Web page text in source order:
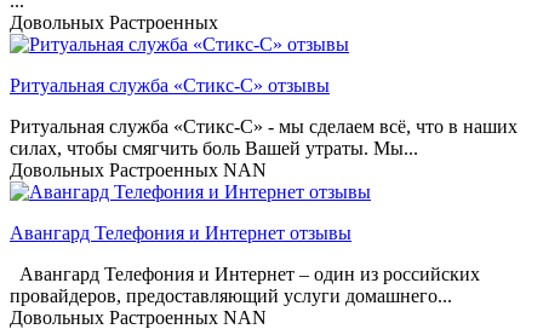
Довольных Растроенных
Ритуальная служба «Стикс-C» отзывы
Ритуальная служба «Стикс-C» - мы сделаем всё, что в наших
силах, чтобы смягчить боль Вашей утраты. Мы...
Довольных Растроенных NAN
Авангард Телефония и Интернет отзывы
Авангард Телефония и Интернет – один из российских
провайдеров, предоставляющий услуги домашнего...
Довольных Растроенных NAN